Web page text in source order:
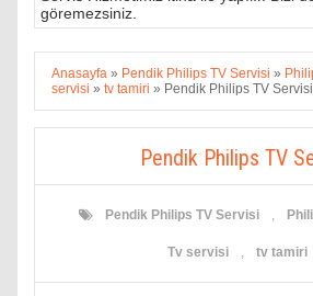
göremezsiniz.
Anasayfa » Pendik Philips TV Servisi »
servisi » tv tamiri » Pendik Philips TV Servisi
Pendik Philips TV
Pendik Philips TV Servisi
Tv servisi tv tamiri